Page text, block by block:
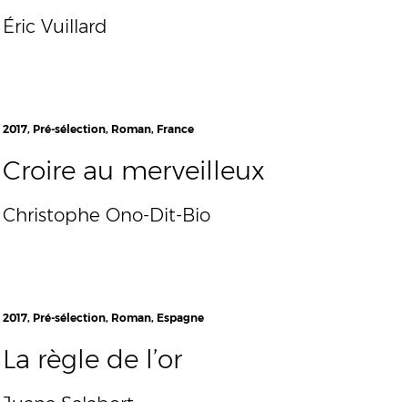
Éric Vuillard
2017, Pré-sélection, Roman, France
Croire au merveilleux
Christophe Ono-Dit-Bio
2017, Pré-sélection, Roman, Espagne
La règle de l’or